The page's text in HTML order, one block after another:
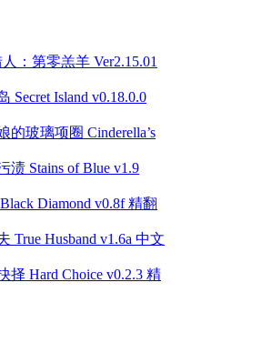
：第零羔羊 Ver2.15.01
Secret Island v0.18.0.0
的玻璃项圈 Cinderella’s
渍 Stains of Blue v1.9
Diamond v0.8f 精翻
True Husband v1.6a 中文
择 Hard Choice v0.2.3 精